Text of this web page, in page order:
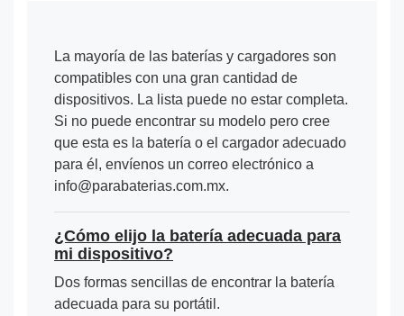
La mayoría de las baterías y cargadores son
compatibles con una gran cantidad de
dispositivos. La lista puede no estar completa.
Si no puede encontrar su modelo pero cree
que esta es la batería o el cargador adecuado
para él, envíenos un correo electrónico a
info@parabaterias.com.mx.
¿Cómo elijo la batería adecuada para
mi dispositivo?
Dos formas sencillas de encontrar la batería
adecuada para su portátil.